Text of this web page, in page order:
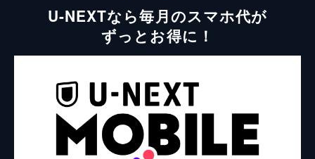
U-NEXTなら毎月のスマホ代が
ずっとお得に！